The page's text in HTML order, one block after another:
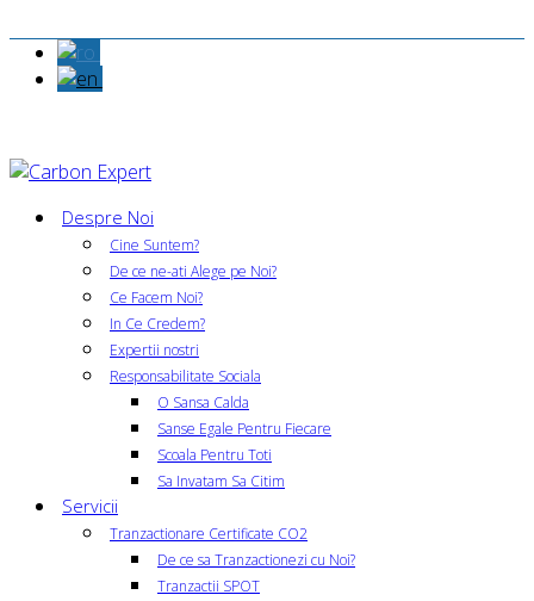
Despre Noi
Cine Suntem?
De ce ne-ati Alege pe Noi?
Ce Facem Noi?
In Ce Credem?
Expertii nostri
Responsabilitate Sociala
O Sansa Calda
Sanse Egale Pentru Fiecare
Scoala Pentru Toti
Sa Invatam Sa Citim
Servicii
Tranzactionare Certificate CO2
De ce sa Tranzactionezi cu Noi?
Tranzactii SPOT